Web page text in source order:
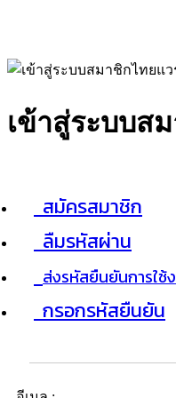
เข้าสู่ระบบส
สมัครสมาชิก
ลืมรหัสผ่าน
ส่งรหัสยืนยันการใช้
กรอกรหัสยืนยัน